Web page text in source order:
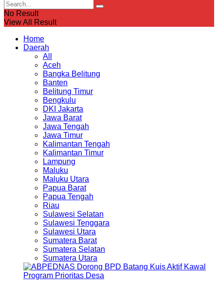
No Result
View All Result
Home
Daerah
All
Aceh
Bangka Belitung
Banten
Belitung Timur
Bengkulu
DKI Jakarta
Jawa Barat
Jawa Tengah
Jawa Timur
Kalimantan Tengah
Kalimantan Timur
Lampung
Maluku
Maluku Utara
Papua Barat
Papua Tengah
Riau
Sulawesi Selatan
Sulawesi Tenggara
Sulawesi Utara
Sumatera Barat
Sumatera Selatan
Sumatera Utara